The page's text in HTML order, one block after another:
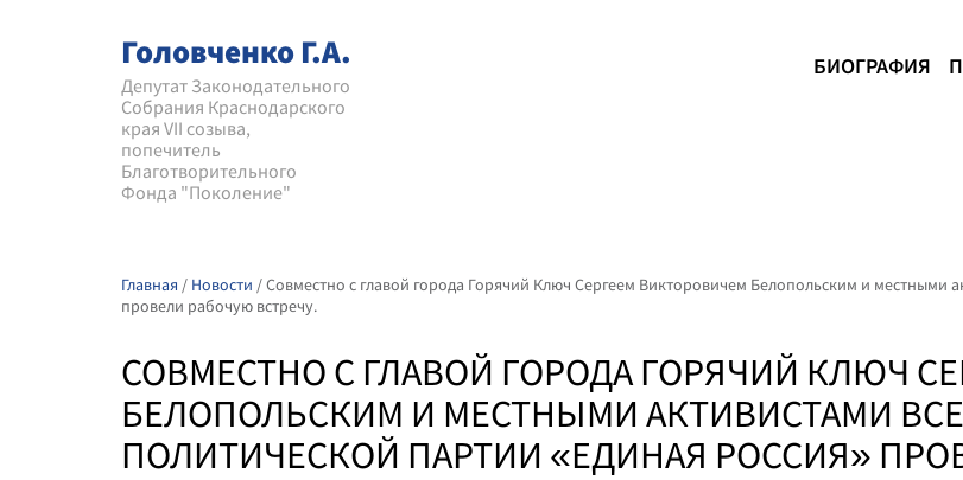
Головченко Г.А.
Депутат Законодательного
Собрания Краснодарского
края VII созыва,
попечитель
Благотворительного
Фонда "Поколение"
БИОГРАФИЯ
Главная / Новости /Совместно с главой города Горячий Ключ Сергеем Викторовичем Белопольским и местными
провели рабочую встречу.
СОВМЕСТНО С ГЛАВОЙ ГОРОДА ГОРЯЧИЙ КЛЮЧ
БЕЛОПОЛЬСКИМ И МЕСТНЫМИ АКТИВИСТАМИ
ПОЛИТИЧЕСКОЙ ПАРТИИ «ЕДИНАЯ РОССИЯ»